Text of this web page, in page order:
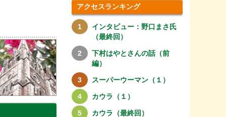
アクセスランキング
インタビュー：野口まさ氏
（最終回）
下村はやとさんの話（前
編）
スーパーウーマン（１）
カウラ（１）
カウラ（最終回）